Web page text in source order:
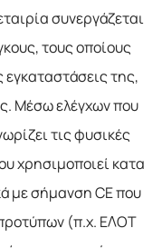
συνεργάζεται
τους οποίους
εγκαταστάσεις της,
Μέσω ελέγχων που
τις φυσικές
χρησιμοποιεί κατα
με σήμανση CE που
(π.χ. ΕΛΟΤ